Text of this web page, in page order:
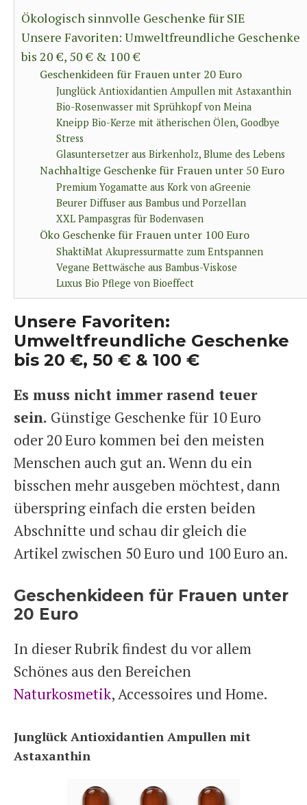
Ökologisch sinnvolle Geschenke für SIE
Unsere Favoriten: Umweltfreundliche Geschenke
bis 20 €, 50 € & 100 €
Geschenkideen für Frauen unter 20 Euro
Junglück Antioxidantien Ampullen mit Astaxanthin
Bio-Rosenwasser mit Sprühkopf von Meina
Kneipp Bio-Kerze mit ätherischen Ölen, Goodbye
Stress
Glasuntersetzer aus Birkenholz, Blume des Lebens
Nachhaltige Geschenke für Frauen unter 50 Euro
Premium Yogamatte aus Kork von aGreenie
Beurer Diffuser aus Bambus und Porzellan
XXL Pampasgras für Bodenvasen
Öko Geschenke für Frauen unter 100 Euro
ShaktiMat Akupressurmatte zum Entspannen
Vegane Bettwäsche aus Bambus-Viskose
Luxus Bio Pflege von Bioeffect
Unsere Favoriten:
Umweltfreundliche Geschenke
bis 20 €, 50 € & 100 €
Es muss nicht immer rasend teuer
sein. Günstige Geschenke für 10 Euro
oder 20 Euro kommen bei den meisten
Menschen auch gut an. Wenn du ein
bisschen mehr ausgeben möchtest, dann
überspring einfach die ersten beiden
Abschnitte und schau dir gleich die
Artikel zwischen 50 Euro und 100 Euro an.
Geschenkideen für Frauen unter
20 Euro
In dieser Rubrik findest du vor allem
Schönes aus den Bereichen
Naturkosmetik, Accessoires und Home.
Junglück Antioxidantien Ampullen mit
Astaxanthin